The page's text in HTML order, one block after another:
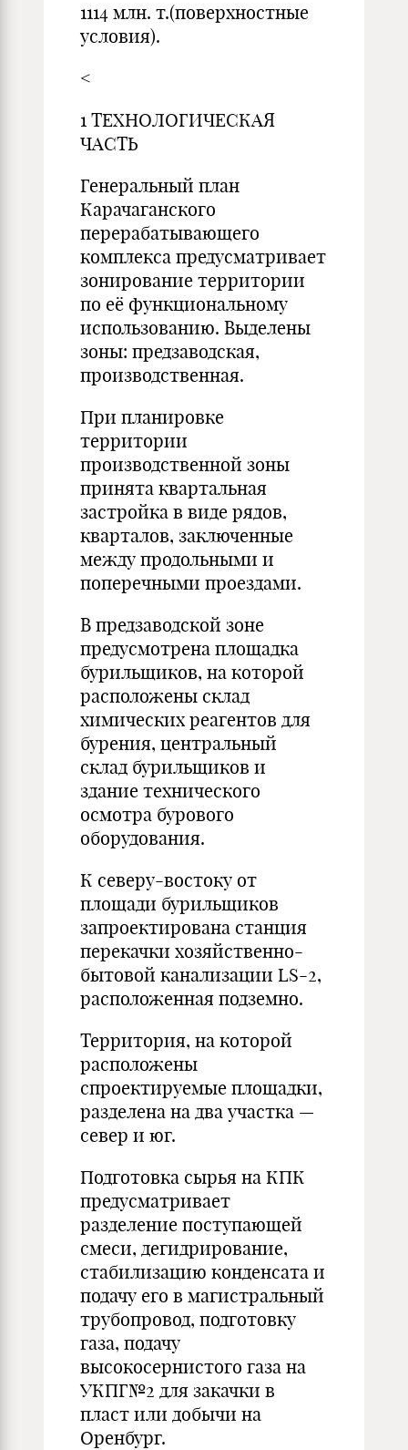
1114 млн. т.(поверхностные
условия).
<
1 ТЕХНОЛОГИЧЕСКАЯ
ЧАСТЬ
Генеральный план
Карачаганского
перерабатывающего
комплекса предусматривает
зонирование территории
по её функциональному
использованию. Выделены
зоны: предзаводская,
производственная.
При планировке
территории
производственной зоны
принята квартальная
застройка в виде рядов,
кварталов, заключенные
между продольными и
поперечными проездами.
В предзаводской зоне
предусмотрена площадка
бурильщиков, на которой
расположены склад
химических реагентов для
бурения, центральный
склад бурильщиков и
здание технического
осмотра бурового
оборудования.
К северу-востоку от
площади бурильщиков
запроектирована станция
перекачки хозяйственно-
бытовой канализации LS-2,
расположенная подземно.
Территория, на которой
расположены
спроектируемые площадки,
разделена на два участка —
север и юг.
Подготовка сырья на КПК
предусматривает
разделение поступающей
смеси, дегидрирование,
стабилизацию конденсата и
подачу его в магистральный
трубопровод, подготовку
газа, подачу
высокосернистого газа на
УКПГ№2 для закачки в
пласт или добычи на
Оренбург.